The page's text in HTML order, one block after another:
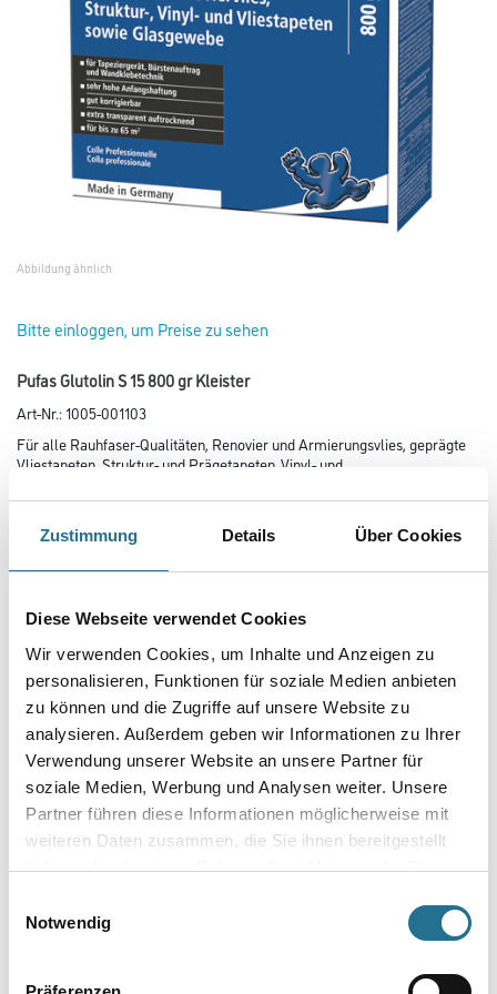
Zustimmung Details Über Cookies
Diese Webseite verwendet Cookies
Wir verwenden Cookies, um Inhalte und Anzeigen zu
personalisieren, Funktionen für soziale Medien anbieten
zu können und die Zugriffe auf unsere Website zu
analysieren. Außerdem geben wir Informationen zu Ihrer
Verwendung unserer Website an unsere Partner für
soziale Medien, Werbung und Analysen weiter. Unsere
Partner führen diese Informationen möglicherweise mit
weiteren Daten zusammen, die Sie ihnen bereitgestellt
haben oder die sie im Rahmen Ihrer Nutzung der Dienste
Notwendig
Abbildung ähnlich
Bitte einloggen, um Preise zu sehen
Pufas Glutolin S 15 800 gr Kleister
Art-Nr.:1005-001103
Für alle Rauhfaser-Qualitäten, Renovier und Armierungsvlies, geprägte
Vliestapeten, Struktur- und Prägetapeten, Vinyl- und
Farbtonbezeichnung
Gebinde
Umrechnungsfaktoren